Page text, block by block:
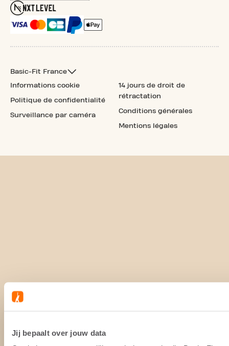
Jij bepaalt over jouw data
Basic-Fit France
Informations cookie
Politique de confidentialité
Surveillance par caméra
14 jours de droit de
rétractation
Conditions générales
Mentions légales